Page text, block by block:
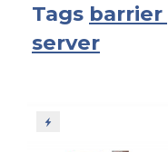
Tags
server